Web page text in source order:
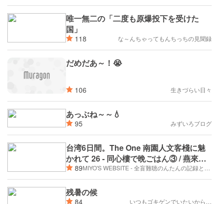
唯一無二の「二度も原爆投下を受けた
国」
118 な～んちゃってもんちっちの見聞録
だめだあ～！😭
106 生きづらい日々
あっぶね～～💧
95 みずいろブログ
台湾6日間。The One 南園人文客棧に魅
かれて 26 - 同心樓で晩ごはん③ / 燕來閣
でレコード音楽会①（2026年6月30日/2
日め）
89
残暑の候
84 いつもゴキゲンでいたいから…